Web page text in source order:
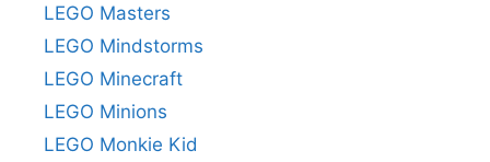
LEGO Masters
LEGO Mindstorms
LEGO Minecraft
LEGO Minions
LEGO Monkie Kid